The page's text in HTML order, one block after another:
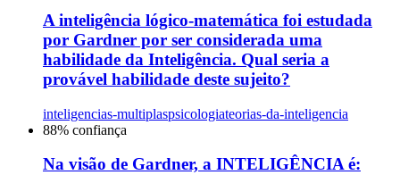
A inteligência lógico-matemática foi estudada
por Gardner por ser considerada uma
habilidade da Inteligência. Qual seria a
provável habilidade deste sujeito?
inteligencias-multiplaspsicologiateorias-da-inteligencia
88% confiança
Na visão de Gardner, a INTELIGÊNCIA é: